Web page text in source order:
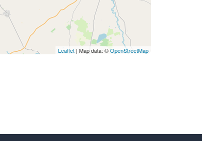
Leaflet | Map data: ©OpenStreetMap